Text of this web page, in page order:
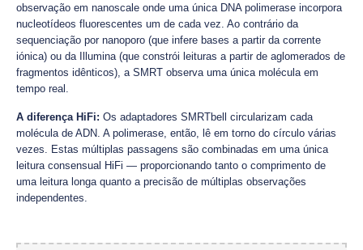
observação em nanoscale onde uma única DNA polimerase incorpora
nucleotídeos fluorescentes um de cada vez. Ao contrário da
sequenciação por nanoporo (que infere bases a partir da corrente
iónica) ou da Illumina (que constrói leituras a partir de aglomerados de
fragmentos idênticos), a SMRT observa uma única molécula em
tempo real.
A diferença HiFi: Os adaptadores SMRTbell circularizam cada
molécula de ADN. A polimerase, então, lê em torno do círculo várias
vezes. Estas múltiplas passagens são combinadas em uma única
leitura consensual HiFi — proporcionando tanto o comprimento de
uma leitura longa quanto a precisão de múltiplas observações
independentes.